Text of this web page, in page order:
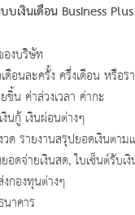
บบเงินเดือน Business
องบริษัท
อนละครั้ง ครึ่งเดือน หรือ
น ค่าล่วงเวลา ค่ากะ
กู้ เงินผ่อนต่างๆ
ด รายงานสรุปยอดเงินต
ดจ่ายเงินสด, ใบเซ็นต์รับเ
กองทุนต่างๆ
าคาร